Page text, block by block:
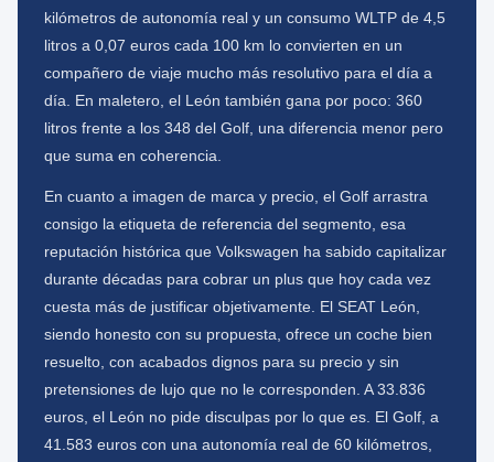
kilómetros de autonomía real y un consumo WLTP de 4,5
litros a 0,07 euros cada 100 km lo convierten en un
compañero de viaje mucho más resolutivo para el día a
día. En maletero, el León también gana por poco: 360
litros frente a los 348 del Golf, una diferencia menor pero
que suma en coherencia.
En cuanto a imagen de marca y precio, el Golf arrastra
consigo la etiqueta de referencia del segmento, esa
reputación histórica que Volkswagen ha sabido capitalizar
durante décadas para cobrar un plus que hoy cada vez
cuesta más de justificar objetivamente. El SEAT León,
siendo honesto con su propuesta, ofrece un coche bien
resuelto, con acabados dignos para su precio y sin
pretensiones de lujo que no le corresponden. A 33.836
euros, el León no pide disculpas por lo que es. El Golf, a
41.583 euros con una autonomía real de 60 kilómetros,